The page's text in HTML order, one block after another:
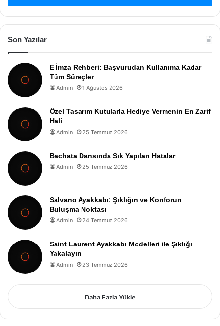
Son Yazılar
E İmza Rehberi: Başvurudan Kullanıma Kadar
Tüm Süreçler
Admin 1 Ağustos 2026
Özel Tasarım Kutularla Hediye Vermenin En Zarif
Hali
Admin 25 Temmuz 2026
Bachata Dansında Sık Yapılan Hatalar
Admin 25 Temmuz 2026
Salvano Ayakkabı: Şıklığın ve Konforun
Buluşma Noktası
Admin 24 Temmuz 2026
Saint Laurent Ayakkabı Modelleri ile Şıklığı
Yakalayın
Admin 23 Temmuz 2026
Daha Fazla Yükle